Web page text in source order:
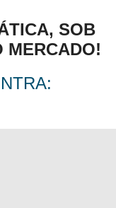
SOB
MERCADO!